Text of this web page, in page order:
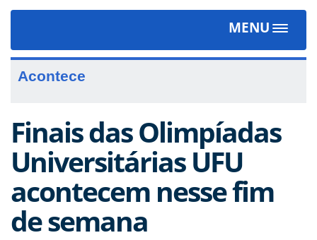
MENU
Toggle
Acontece
Finais das Olimpíadas
Universitárias UFU
acontecem nesse fim
de semana